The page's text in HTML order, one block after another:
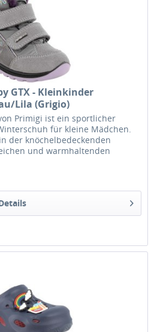
GTX - Kleinkinder
Lila (Grigio)
Primigi ist ein sportlicher
für kleine Mädchen.
der knöchelbedeckenden
und warmhaltenden